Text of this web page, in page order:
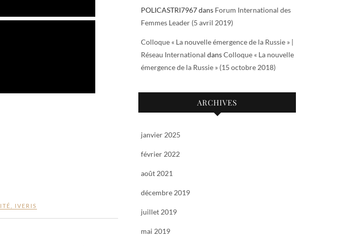
IVERIS
POLICASTRI7967dans Forum International des
Femmes Leader (5 avril 2019)
Colloque « La nouvelle émergence de la Russie » |
Réseau International dansColloque « La nouvelle
émergence de la Russie » (15 octobre 2018)
ARCHIVES
janvier 2025
février 2022
août 2021
décembre 2019
juillet 2019
mai 2019